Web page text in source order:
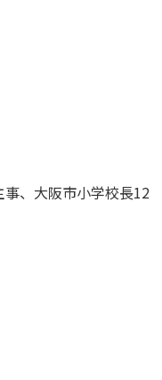
、大阪市小学校長12